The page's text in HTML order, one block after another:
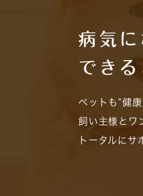
病気に
できる
ペットも“健
飼い主様とワ
トータルにサ